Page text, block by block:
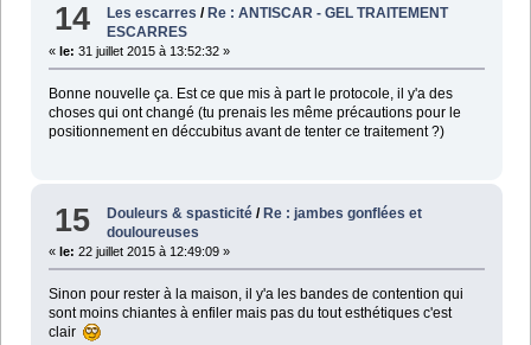
14 Les escarres / Re : ANTISCAR - GEL TRAITEMENT
ESCARRES
« le: 31 juillet 2015 à 13:52:32 »
Bonne nouvelle ça. Est ce que mis à part le protocole, il y'a des
choses qui ont changé (tu prenais les même précautions pour le
positionnement en déccubitus avant de tenter ce traitement ?)
15 Douleurs & spasticité / Re : jambes gonflées et
douloureuses
« le: 22 juillet 2015 à 12:49:09 »
Sinon pour rester à la maison, il y'a les bandes de contention qui
sont moins chiantes à enfiler mais pas du tout esthétiques c'est
clair